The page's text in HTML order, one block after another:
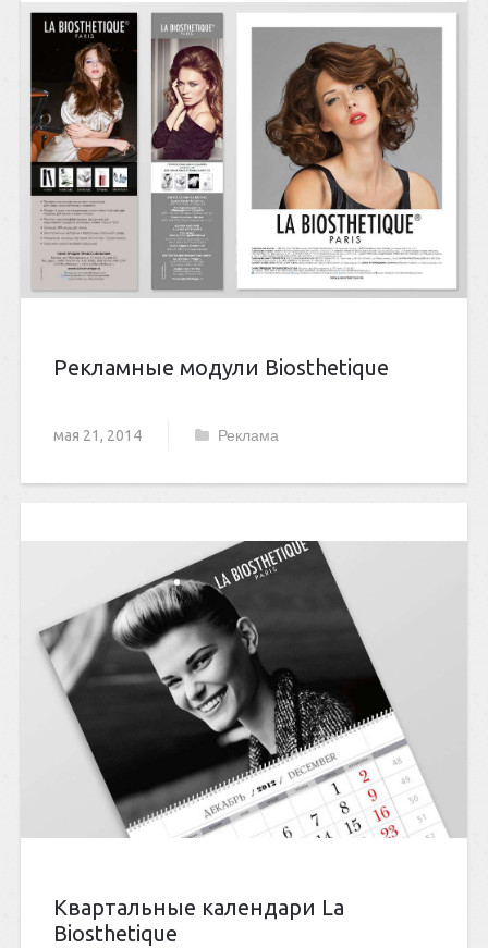
Рекламные модули Biosthetique
мая 21, 2014 Реклама
Квартальные календари La
Biosthetique